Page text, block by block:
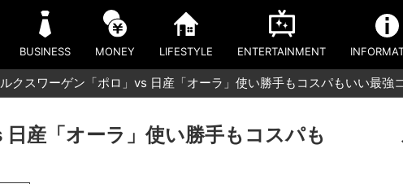
BUSINESS MONEY LIFESTYLE ENTERTAINMENT
クスワーゲン「ポロ」vs 日産「オーラ」使い勝手もコスパもいい最強
産「オーラ」使い勝手もコスパも